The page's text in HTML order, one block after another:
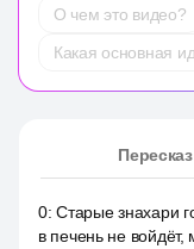
О чем это видео?
Какая основная
Пересказ
0:Старые знахари
в печень не